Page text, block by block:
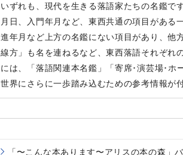
いずれも、現代を生きる落語家たちの名鑑で
月日、入門年月など、東西共通の項目があ
進年月など上方の名鑑にない項目があり、
線方」も名を連ねるなど、東西落語それぞれ
には、「落語関連本名鑑」「寄席･演芸場･ホ
世界にさらに一歩踏み込むための参考情報が
「〜こんな本あります〜アリスの本の森」